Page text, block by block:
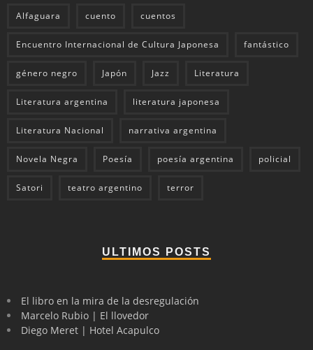
Alfaguara cuento cuentos
Encuentro Internacional de Cultura Japonesa fantástico
género negro Japón Jazz Literatura
Literatura argentina literatura japonesa
Literatura Nacional narrativa argentina
Novela Negra Poesía poesía argentina policial
Satori teatro argentino terror
ULTIMOS POSTS
El libro en la mira de la desregulación
Marcelo Rubio | El llovedor
Diego Meret | Hotel Acapulco